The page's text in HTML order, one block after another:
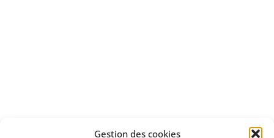
Gestion des cookies
Découvrez